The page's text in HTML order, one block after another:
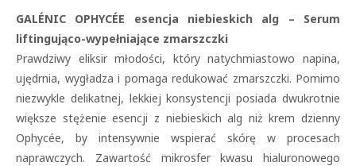
GALÉNIC OPHYCÉE esencja niebieskich alg – Serum
liftingująco-wypełniające zmarszczki
Prawdziwy eliksir młodości, który natychmiastowo napina,
ujędrnia, wygładza i pomaga redukować zmarszczki. Pomimo
niezwykle delikatnej, lekkiej konsystencji posiada dwukrotnie
większe stężenie esencji z niebieskich alg niż krem dzienny
Ophycée, by intensywnie wspierać skórę w procesach
naprawczych. Zawartość mikrosfer kwasu hialuronowego